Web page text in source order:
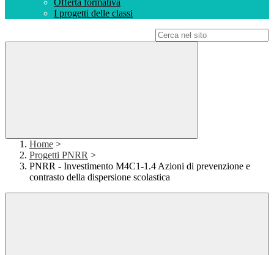
Offerta formativa
I progetti delle classi
Home >
Progetti PNRR >
PNRR - Investimento M4C1-1.4 Azioni di prevenzione e
contrasto della dispersione scolastica